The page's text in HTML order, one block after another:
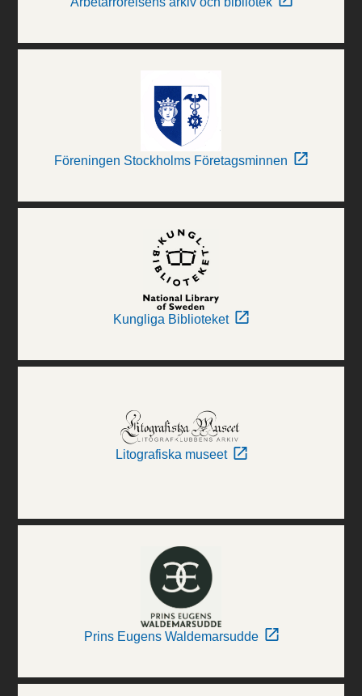
Föreningen Stockholms Företagsminnen
Kungliga Biblioteket
Litografiska museet
Prins Eugens Waldemarsudde